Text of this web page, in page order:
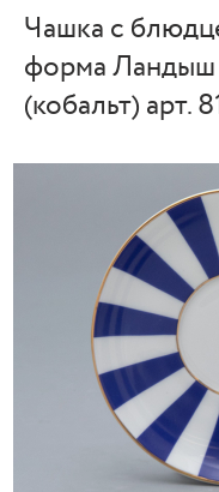
Чашка с
форма Ландыш
(кобальт) арт.